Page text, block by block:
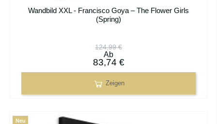
Wandbild XXL - Francisco Goya – The Flower Girls
(Spring)
124,99 €
Ab
83,74 €
Zeigen
Neu